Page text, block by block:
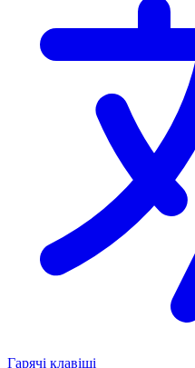
Гарячі клавіші